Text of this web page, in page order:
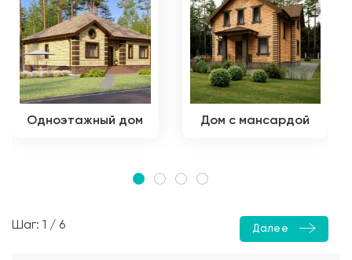
Одноэтажный дом Дом с мансардой
Шаг: 1 / 6 Далее